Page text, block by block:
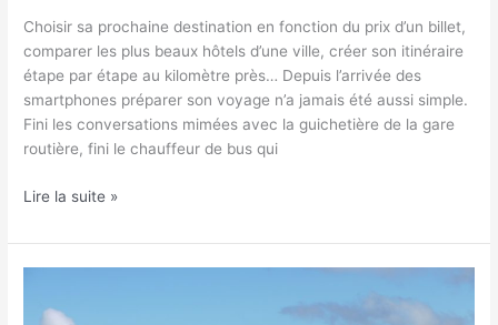
Choisir sa prochaine destination en fonction du prix d’un billet,
comparer les plus beaux hôtels d’une ville, créer son itinéraire
étape par étape au kilomètre près… Depuis l’arrivée des
smartphones préparer son voyage n’a jamais été aussi simple.
Fini les conversations mimées avec la guichetière de la gare
routière, fini le chauffeur de bus qui
Lire la suite »